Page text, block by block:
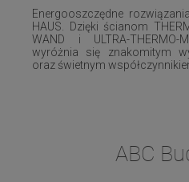
Energooszczędne
HAUS. Dzięki ścianom
WAND i ULTRA-THERMO-
wyróżnia się znakomitym
oraz świetnym
ABC